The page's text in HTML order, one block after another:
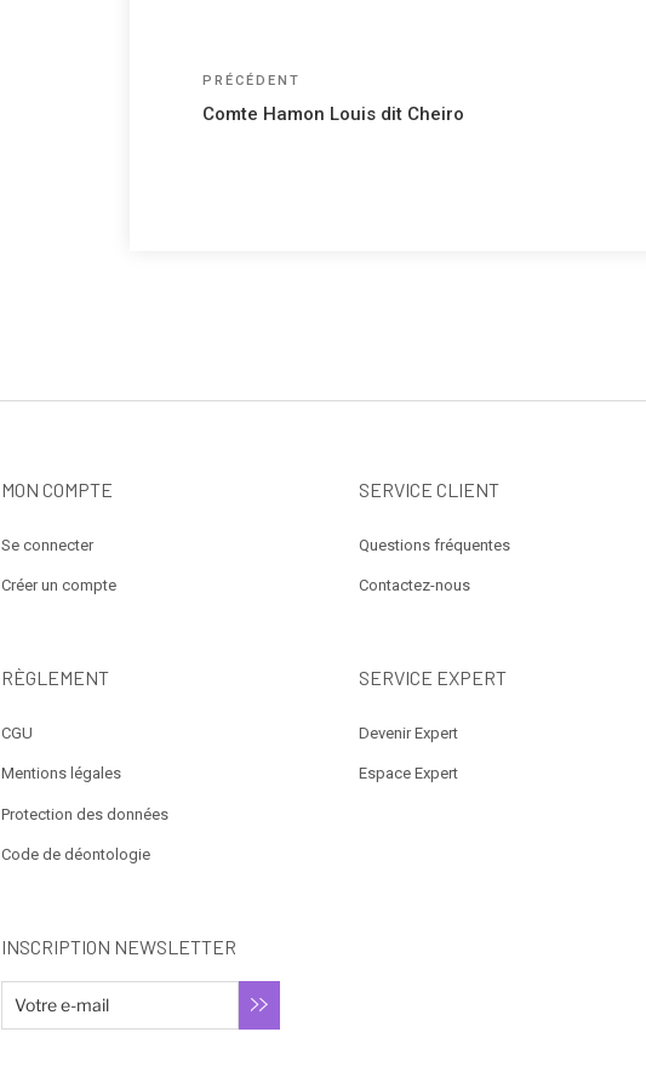
Navigation
de
Article
précédent
PRÉCÉDENT
Comte Hamon Louis dit Cheiro
MON COMPTE
Se connecter
Créer un compte
RÈGLEMENT
CGU
Mentions légales
Protection des données
Code de déontologie
INSCRIPTION NEWSLETTER
SERVICE CLIENT
Questions fréquentes
Contactez-nous
SERVICE EXPERT
Devenir Expert
Espace Expert